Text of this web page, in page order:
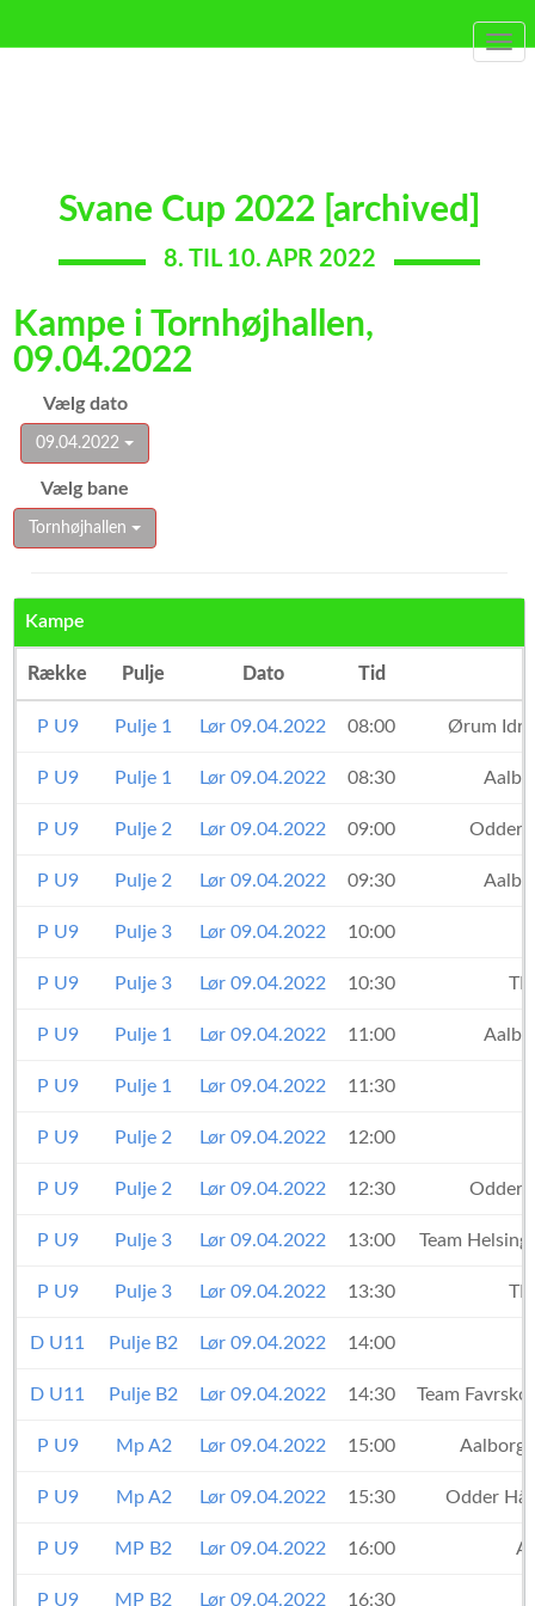
Svane Cup 2022 [archived]
8. TIL 10. APR 2022
Kampe i Tornhøjhallen,
09.04.2022
Vælg dato
09.04.2022
Vælg bane
Tornhøjhallen
Kampe
Række Pulje Dato Tid
P U9 Pulje 1 Lør 09.04.2022 08:00 Ørum
P U9 Pulje 1 Lør 09.04.2022 08:30
P U9 Pulje 2 Lør 09.04.2022 09:00 Odder
P U9 Pulje 2 Lør 09.04.2022 09:30
P U9 Pulje 3 Lør 09.04.2022 10:00
P U9 Pulje 3 Lør 09.04.2022 10:30
P U9 Pulje 1 Lør 09.04.2022 11:00
P U9 Pulje 1 Lør 09.04.2022 11:30
P U9 Pulje 2 Lør 09.04.2022 12:00
P U9 Pulje 2 Lør 09.04.2022 12:30 Odder
P U9 Pulje 3 Lør 09.04.2022 13:00 Team
P U9 Pulje 3 Lør 09.04.2022 13:30
D U11 Pulje B2 Lør 09.04.2022 14:00
D U11 Pulje B2 Lør 09.04.2022 14:30 Team
P U9 Mp A2 Lør 09.04.2022 15:00 Aalborg
P U9 Mp A2 Lør 09.04.2022 15:30 Odder
P U9 MP B2 Lør 09.04.2022 16:00
P U9 MP B2 Lør 09.04.2022 16:30